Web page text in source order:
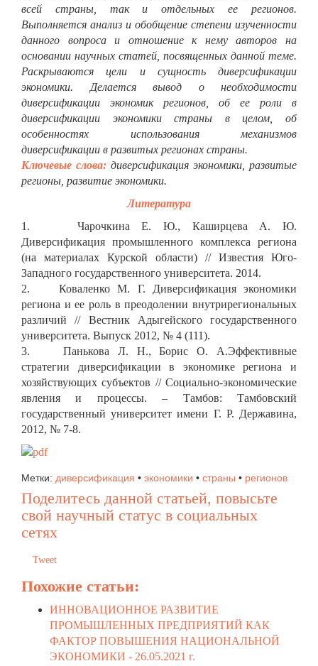
всей страны, так и отдельных ее регионов.
Выполняется анализ и обобщение степени изученности
данного вопроса и отношение к нему авторов на
основании научных статей, посвященных данной теме.
Раскрываются цели и сущность диверсификации
экономики. Делается вывод о необходимости
диверсификации экономик регионов, об ее роли в
диверсификации экономики страны в целом, об
особенностях использования механизмов
диверсификации в развитых регионах страны.
Ключевые слова: диверсификация экономики, развитые
регионы, развитие экономики.
Литература
1. Чарочкина Е. Ю., Каширцева А. Ю.
Диверсификация промышленного комплекса региона
(на материалах Курской области) // Известия Юго-
Западного государственного университета. 2014.
2. Коваленко М. Г. Диверсификация экономики
региона и ее роль в преодолении внутрирегиональных
различий // Вестник Адыгейского государственного
университета. Выпуск 2012, № 4 (111).
3. Панькова Л. Н., Борис О. А.Эффективные
стратегии диверсификации в экономике региона и
хозяйствующих субъектов // Социально-экономические
явления и процессы. – Тамбов: Тамбовский
государственный университет имени Г. Р. Державина,
2012, № 7-8.
Метки: диверсификация • экономики • страны • регионов
Поделитесь данной статьей, повысьте
свой научный статус в социальных
сетях
Tweet
Похожие статьи:
ИННОВАЦИОННОЕ РАЗВИТИЕ
ПРОМЫШЛЕННЫХ ПРЕДПРИЯТИЙ КАК
ФАКТОР ПОВЫШЕНИЯ НАЦИОНАЛЬНОЙ
ЭКОНОМИКИ - 26.05.2021 г.